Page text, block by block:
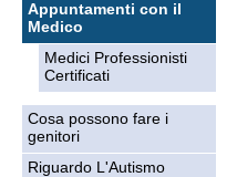
Appuntamenti con il
Medico
Medici Professionisti
Certificati
Cosa possono fare i
genitori
Riguardo L'Autismo